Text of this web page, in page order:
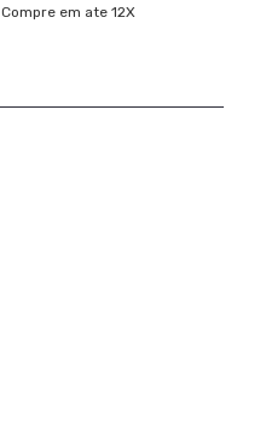
Compre em ate 12X